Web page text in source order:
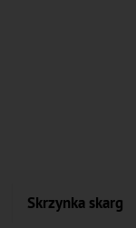
Skrzynka skarg